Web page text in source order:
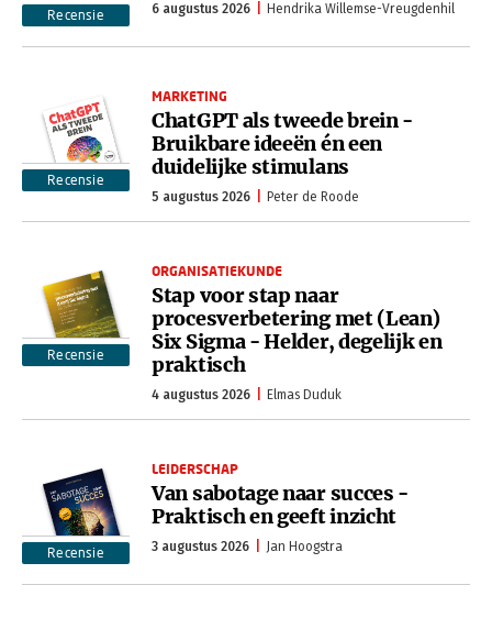
Recensie 6 augustus 2026 Hendrika Willemse-Vreugdenhil
Recensie
MARKETING
ChatGPT als tweede brein -
Bruikbare ideeën én een
duidelijke stimulans
5 augustus 2026 Peter de Roode
Recensie
ORGANISATIEKUNDE
Stap voor stap naar
procesverbetering met (Lean)
Six Sigma - Helder, degelijk en
praktisch
4 augustus 2026 Elmas Duduk
Recensie
LEIDERSCHAP
Van sabotage naar succes -
Praktisch en geeft inzicht
3 augustus 2026 Jan Hoogstra